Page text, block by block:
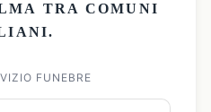
TRA COMUNI
FUNEBRE